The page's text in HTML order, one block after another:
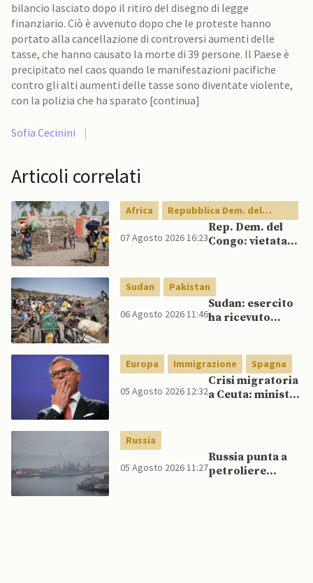
bilancio lasciato dopo il ritiro del disegno di legge
finanziario. Ciò è avvenuto dopo che le proteste hanno
portato alla cancellazione di controversi aumenti delle
tasse, che hanno causato la morte di 39 persone. Il Paese è
precipitato nel caos quando le manifestazioni pacifiche
contro gli alti aumenti delle tasse sono diventate violente,
con la polizia che ha sparato [continua]
Sofia Cecinini |
Articoli correlati
Africa
Repubblica Dem. del
Congo
07 Agosto 2026 16:23
Rep. Dem. del
Congo: vietata
rame e cobalto
Sudan Pakistan
06 Agosto 2026 11:46
Sudan: esercito
ha ricevuto
Pakistan
Europa Immigrazione Spagna
05 Agosto 2026 12:32
Crisi migratoria
a Ceuta: ministri
schierano a
sostegno della
Spagna
Russia
05 Agosto 2026 11:27
Russia punta a
petroliere